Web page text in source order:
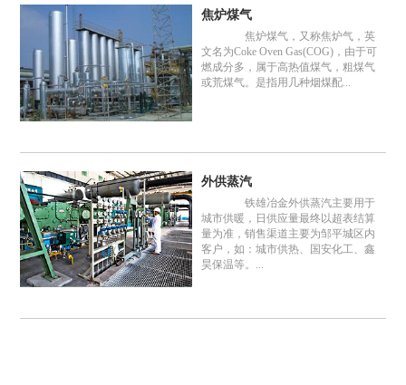
焦炉煤气
焦炉煤气，又称焦炉气，英
文名为Coke Oven Gas(COG)，由于可
燃成分多，属于高热值煤气，粗煤气
或荒煤气。是指用几种烟煤配...
外供蒸汽
铁雄冶金外供蒸汽主要用于
城市供暖，日供应量最终以超表结算
量为准，销售渠道主要为邹平城区内
客户，如：城市供热、国安化工、鑫
昊保温等。...